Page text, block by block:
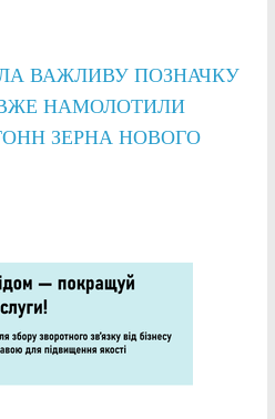
ВАЖЛИВУ ПОЗНАЧКУ
ВЖЕ НАМОЛОТИЛИ
ЗЕРНА НОВОГО